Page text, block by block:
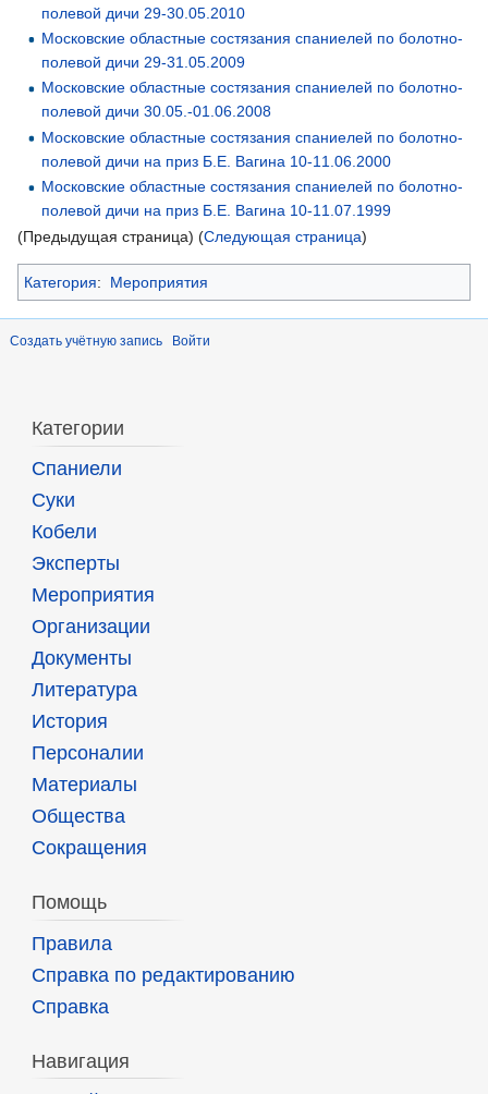
полевой дичи 29-30.05.2010
Московские областные состязания спаниелей по болотно-
полевой дичи 29-31.05.2009
Московские областные состязания спаниелей по болотно-
полевой дичи 30.05.-01.06.2008
Московские областные состязания спаниелей по болотно-
полевой дичи на приз Б.Е. Вагина 10-11.06.2000
Московские областные состязания спаниелей по болотно-
полевой дичи на приз Б.Е. Вагина 10-11.07.1999
(Предыдущая страница) (Следующая страница)
Категория: Мероприятия
Создать учётную запись Войти
Категории
Спаниели
Суки
Кобели
Эксперты
Мероприятия
Организации
Документы
Литература
История
Персоналии
Материалы
Общества
Сокращения
Помощь
Правила
Справка по редактированию
Справка
Навигация